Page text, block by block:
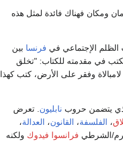
ومكان فهناك فائدة لمثل هذه
الظلم الإجتماعي في فرنسا بين
في مقدمته للكتاب: "تخلق
وفقر على الأرض، كتب كهذا
يتضمن حروب نابليون. تعرض
، الفلسفة، القانون، العدالة،
الشرطي فرانسوا فيدوك ولكنه